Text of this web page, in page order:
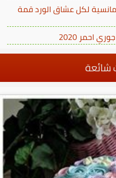
لكل عشاق الورد قمة
احمر 2020
شائعة